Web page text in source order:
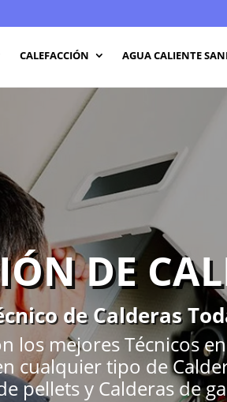
CALEFACCIÓN AGUA CALIENTE
DE
de Calderas
los mejores Técnicos
cualquier tipo de
pellets y Calderas de